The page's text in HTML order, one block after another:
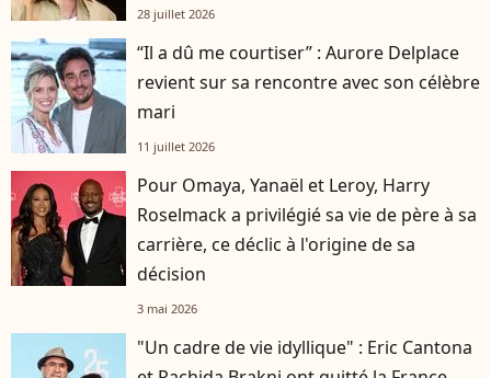
28 juillet 2026
“Il a dû me courtiser” : Aurore Delplace
revient sur sa rencontre avec son célèbre
mari
11 juillet 2026
Pour Omaya, Yanaël et Leroy, Harry
Roselmack a privilégié sa vie de père à sa
carrière, ce déclic à l'origine de sa
décision
3 mai 2026
"Un cadre de vie idyllique" : Eric Cantona